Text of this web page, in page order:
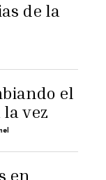
de la
el
vez
en